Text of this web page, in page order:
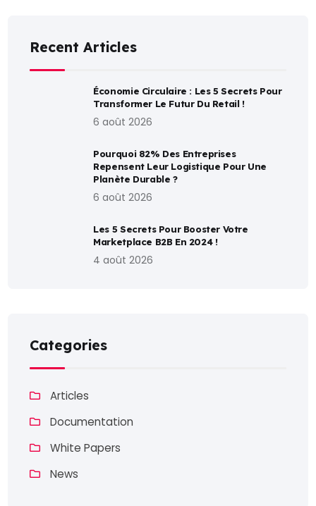
Recent Articles
Économie Circulaire : Les 5 Secrets Pour
Transformer Le Futur Du Retail !
6 août 2026
Pourquoi 82% Des Entreprises
Repensent Leur Logistique Pour Une
Planète Durable ?
6 août 2026
Les 5 Secrets Pour Booster Votre
Marketplace B2B En 2024 !
4 août 2026
Categories
Articles
Documentation
White Papers
News